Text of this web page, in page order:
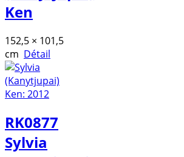
Ken
152,5 × 101,5
cm Détail
RK0877
Sylvia